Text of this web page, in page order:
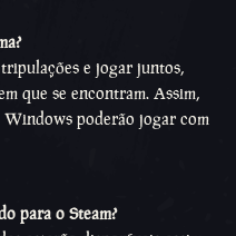
e jogar juntos,
que se encontram. Assim,
Windows poderão jogar com
para o Steam?